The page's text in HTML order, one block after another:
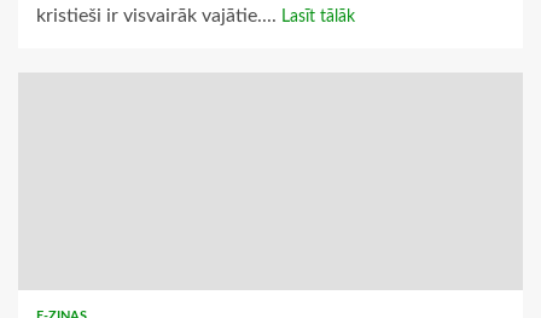
kristieši ir visvairāk vajātie.... Lasīt tālāk